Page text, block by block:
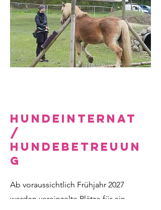
Hundeinternat
/
Hundebetreuun
g
Ab voraussichtlich Frühjahr 2027
werden vereinzelte Plätze für ein